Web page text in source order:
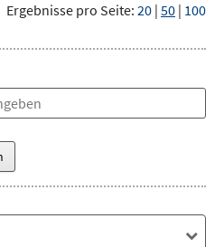
Ergebnisse pro Seite: 20 | 50 | 100